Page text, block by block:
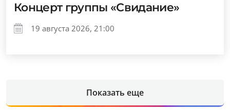
Концерт группы «Свидание»
19 августа 2026, 21:00
Показать еще